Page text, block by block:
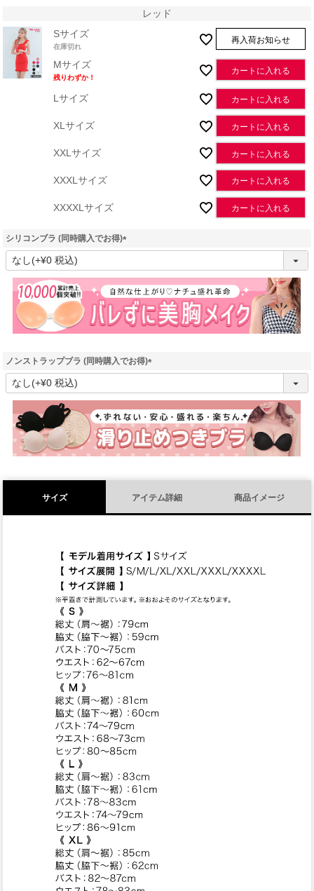
レッド
Sサイズ
在庫切れ
再入荷お知らせ
Mサイズ
残りわずか！
カートに入れる
Lサイズ カートに入れる
XLサイズ カートに入れる
XXLサイズ カートに入れる
XXXLサイズ カートに入れる
XXXXLサイズ カートに入れる
シリコンブラ (同時購入でお得)
(
須
)
ノンストラップブラ (同時購入でお得)
(
須
)
サイズ アイテム詳細 商品イメージ